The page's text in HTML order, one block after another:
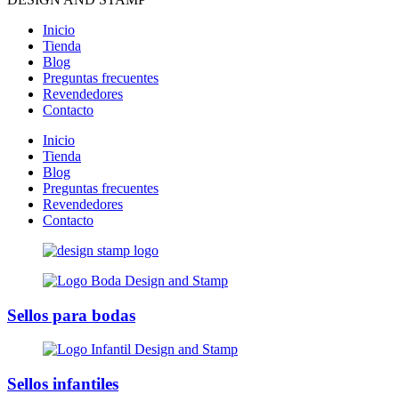
Inicio
Tienda
Blog
Preguntas frecuentes
Revendedores
Contacto
Inicio
Tienda
Blog
Preguntas frecuentes
Revendedores
Contacto
Sellos para bodas
Sellos infantiles